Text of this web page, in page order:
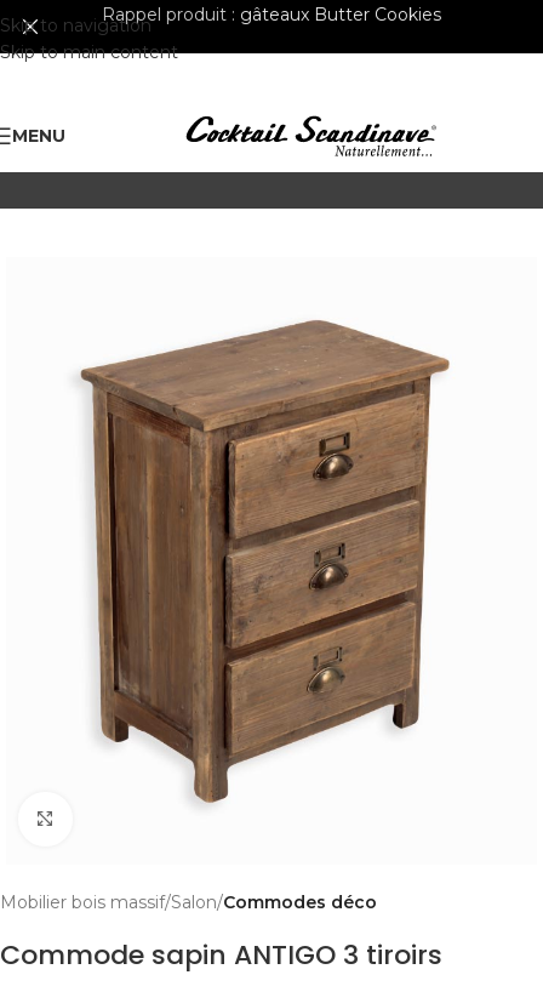
Skip to navigation
Skip to main content
Rappel produit : gâteaux Butter Cookies
MENU
Mobilier bois massif Salon Commodes déco
Commode sapin ANTIGO 3 tiroirs